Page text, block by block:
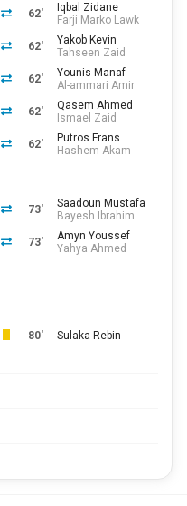
62'
Iqbal Zidane
Farji Marko Lawk
62'
Yakob Kevin
Tahseen Zaid
62'
Younis Manaf
Al-ammari Amir
62'
Qasem Ahmed
Ismael Zaid
62'
Putros Frans
Hashem Akam
73'
Saadoun Mustafa
Bayesh Ibrahim
73'
Amyn Youssef
Yahya Ahmed
80'
Sulaka Rebin